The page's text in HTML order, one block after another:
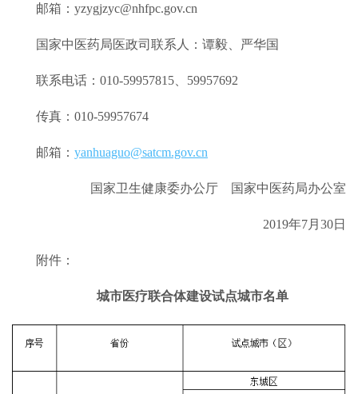
邮箱：yzygjzyc@nhfpc.gov.cn
国家中医药局医政司联系人：谭毅、严华国
联系电话：010-59957815、59957692
传真：010-59957674
邮箱： yanhuaguo@satcm.gov.cn
国家卫生健康委办公厅 国家中医药局办公室
2019年7月30日
附件：
城市医疗联合体建设试点城市名单